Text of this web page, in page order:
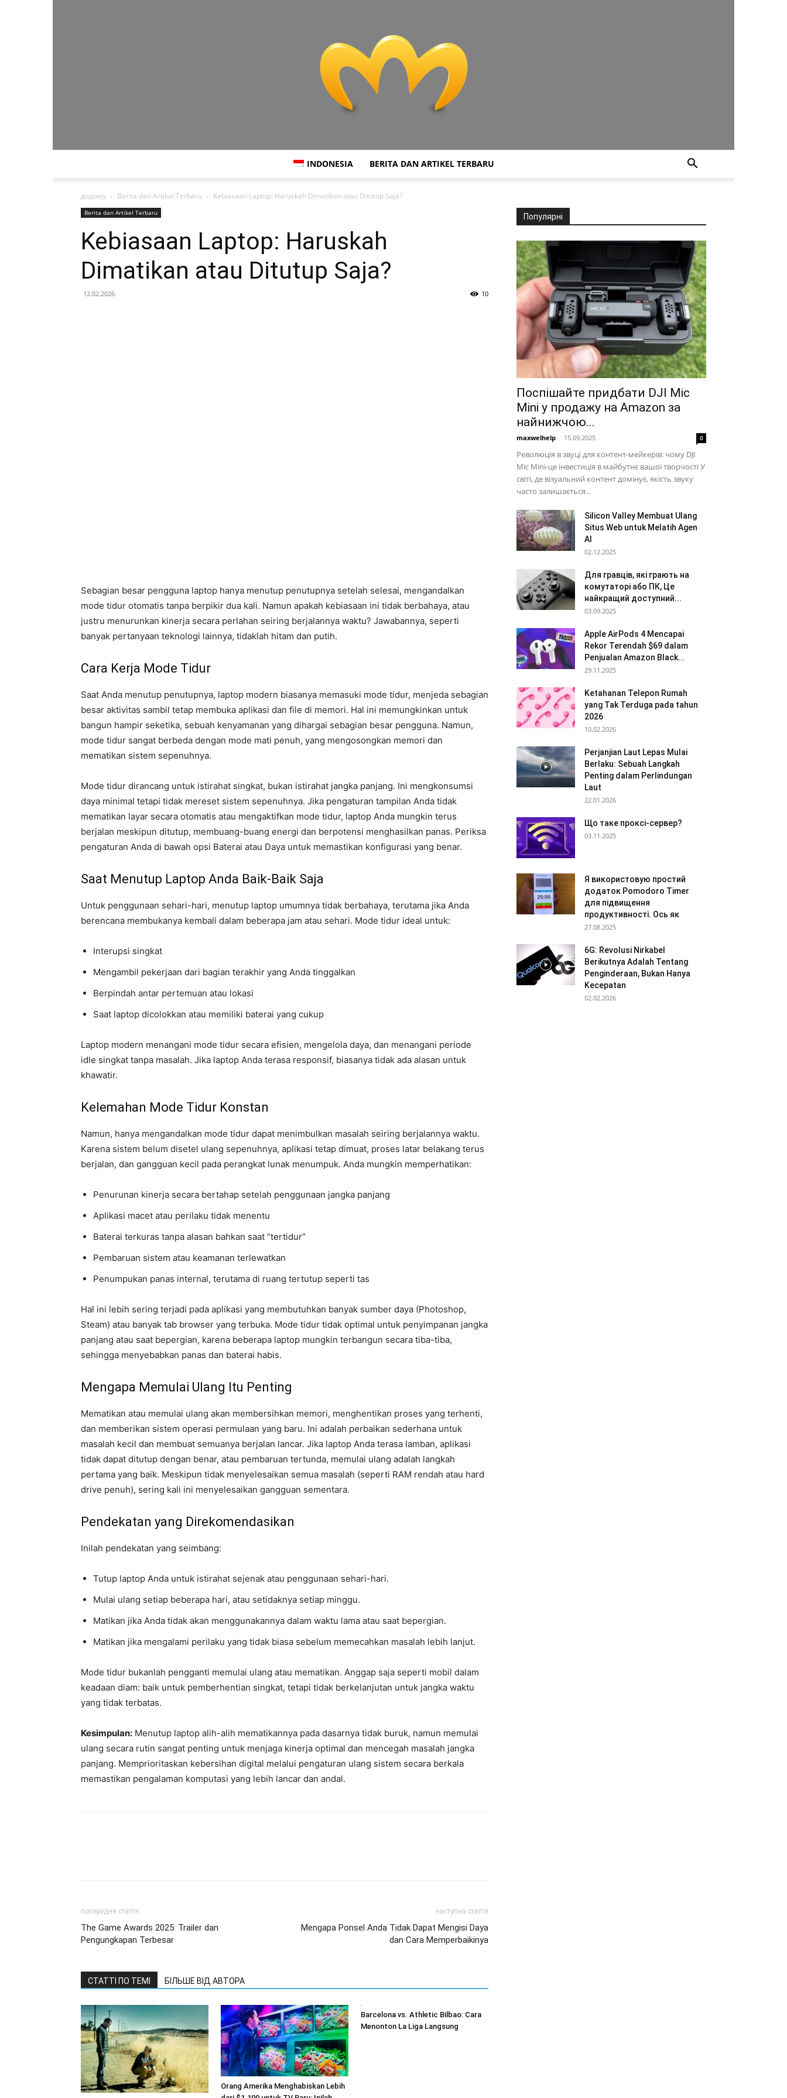
INDONESIA BERITA DAN ARTIKEL TERBARU
додому Berita dan Artikel Terbaru Kebiasaan Laptop: Haruskah Dimatikan atau Ditutup Saja?
Berita dan Artikel Terbaru
Kebiasaan Laptop: Haruskah
Dimatikan atau Ditutup Saja?
12.02.2026 10
Sebagian besar pengguna laptop hanya menutup penutupnya setelah selesai, mengandalkan
mode tidur otomatis tanpa berpikir dua kali. Namun apakah kebiasaan ini tidak berbahaya, atau
justru menurunkan kinerja secara perlahan seiring berjalannya waktu? Jawabannya, seperti
banyak pertanyaan teknologi lainnya, tidaklah hitam dan putih.
Cara Kerja Mode Tidur
Saat Anda menutup penutupnya, laptop modern biasanya memasuki mode tidur, menjeda sebagian
besar aktivitas sambil tetap membuka aplikasi dan file di memori. Hal ini memungkinkan untuk
bangun hampir seketika, sebuah kenyamanan yang dihargai sebagian besar pengguna. Namun,
mode tidur sangat berbeda dengan mode mati penuh, yang mengosongkan memori dan
mematikan sistem sepenuhnya.
Mode tidur dirancang untuk istirahat singkat, bukan istirahat jangka panjang. Ini mengkonsumsi
daya minimal tetapi tidak mereset sistem sepenuhnya. Jika pengaturan tampilan Anda tidak
mematikan layar secara otomatis atau mengaktifkan mode tidur, laptop Anda mungkin terus
berjalan meskipun ditutup, membuang-buang energi dan berpotensi menghasilkan panas. Periksa
pengaturan Anda di bawah opsi Baterai atau Daya untuk memastikan konfigurasi yang benar.
Saat Menutup Laptop Anda Baik-Baik Saja
Untuk penggunaan sehari-hari, menutup laptop umumnya tidak berbahaya, terutama jika Anda
berencana membukanya kembali dalam beberapa jam atau sehari. Mode tidur ideal untuk:
Interupsi singkat
Mengambil pekerjaan dari bagian terakhir yang Anda tinggalkan
Berpindah antar pertemuan atau lokasi
Saat laptop dicolokkan atau memiliki baterai yang cukup
Laptop modern menangani mode tidur secara efisien, mengelola daya, dan menangani periode
idle singkat tanpa masalah. Jika laptop Anda terasa responsif, biasanya tidak ada alasan untuk
khawatir.
Kelemahan Mode Tidur Konstan
Namun, hanya mengandalkan mode tidur dapat menimbulkan masalah seiring berjalannya waktu.
Karena sistem belum disetel ulang sepenuhnya, aplikasi tetap dimuat, proses latar belakang terus
berjalan, dan gangguan kecil pada perangkat lunak menumpuk. Anda mungkin memperhatikan:
Penurunan kinerja secara bertahap setelah penggunaan jangka panjang
Aplikasi macet atau perilaku tidak menentu
Baterai terkuras tanpa alasan bahkan saat “tertidur”
Pembaruan sistem atau keamanan terlewatkan
Penumpukan panas internal, terutama di ruang tertutup seperti tas
Hal ini lebih sering terjadi pada aplikasi yang membutuhkan banyak sumber daya (Photoshop,
Steam) atau banyak tab browser yang terbuka. Mode tidur tidak optimal untuk penyimpanan jangka
panjang atau saat bepergian, karena beberapa laptop mungkin terbangun secara tiba-tiba,
sehingga menyebabkan panas dan baterai habis.
Mengapa Memulai Ulang Itu Penting
Mematikan atau memulai ulang akan membersihkan memori, menghentikan proses yang terhenti,
dan memberikan sistem operasi permulaan yang baru. Ini adalah perbaikan sederhana untuk
masalah kecil dan membuat semuanya berjalan lancar. Jika laptop Anda terasa lamban, aplikasi
tidak dapat ditutup dengan benar, atau pembaruan tertunda, memulai ulang adalah langkah
pertama yang baik. Meskipun tidak menyelesaikan semua masalah (seperti RAM rendah atau hard
drive penuh), sering kali ini menyelesaikan gangguan sementara.
Pendekatan yang Direkomendasikan
Inilah pendekatan yang seimbang:
Tutup laptop Anda untuk istirahat sejenak atau penggunaan sehari-hari.
Mulai ulang setiap beberapa hari, atau setidaknya setiap minggu.
Matikan jika Anda tidak akan menggunakannya dalam waktu lama atau saat bepergian.
Matikan jika mengalami perilaku yang tidak biasa sebelum memecahkan masalah lebih lanjut.
Mode tidur bukanlah pengganti memulai ulang atau mematikan. Anggap saja seperti mobil dalam
keadaan diam: baik untuk pemberhentian singkat, tetapi tidak berkelanjutan untuk jangka waktu
yang tidak terbatas.
Kesimpulan: Menutup laptop alih-alih mematikannya pada dasarnya tidak buruk, namun memulai
ulang secara rutin sangat penting untuk menjaga kinerja optimal dan mencegah masalah jangka
panjang. Memprioritaskan kebersihan digital melalui pengaturan ulang sistem secara berkala
memastikan pengalaman komputasi yang lebih lancar dan andal.
попередня стаття
The Game Awards 2025: Trailer dan
Pengungkapan Terbesar
наступна стаття
Mengapa Ponsel Anda Tidak Dapat Mengisi Daya
dan Cara Memperbaikinya
СТАТТІ ПО ТЕМІ БІЛЬШЕ ВІД АВТОРА
Orang Amerika Menghabiskan Lebih
Barcelona vs. Athletic Bilbao: Cara
Menonton La Liga Langsung
Популярні
Поспішайте придбати DJI Mic
Mini у продажу на Amazon за
найнижчою...
maxwelhelp - 15.09.2025 0
Революція в звуці для контент-мейкерів: чому DJI
Mic Mini-це інвестиція в майбутнє вашої творчості У
світі, де візуальний контент домінує, якість звуку
часто залишається...
Silicon Valley Membuat Ulang
Situs Web untuk Melatih Agen
AI
02.12.2025
Для гравців, які грають на
комутаторі або ПК, Це
найкращий доступний...
03.09.2025
Apple AirPods 4 Mencapai
Rekor Terendah $69 dalam
Penjualan Amazon Black...
29.11.2025
Ketahanan Telepon Rumah
yang Tak Terduga pada tahun
2026
10.02.2026
Perjanjian Laut Lepas Mulai
Berlaku: Sebuah Langkah
Penting dalam Perlindungan
Laut
22.01.2026
Що таке проксі-сервер?
03.11.2025
Я використовую простий
додаток Pomodoro Timer
для підвищення
продуктивності. Ось як
27.08.2025
6G: Revolusi Nirkabel
Berikutnya Adalah Tentang
Penginderaan, Bukan Hanya
Kecepatan
02.02.2026